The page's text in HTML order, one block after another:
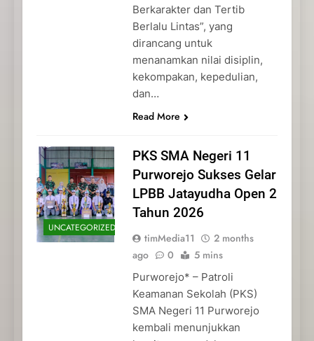
Berkarakter dan Tertib
Berlalu Lintas”, yang
dirancang untuk
menanamkan nilai disiplin,
kekompakan, kepedulian,
dan…
Read More
UNCATEGORIZED
PKS SMA Negeri 11
Purworejo Sukses Gelar
LPBB Jatayudha Open 2
Tahun 2026
timMedia11
2 months
ago
0 5 mins
Purworejo* – Patroli
Keamanan Sekolah (PKS)
SMA Negeri 11 Purworejo
kembali menunjukkan